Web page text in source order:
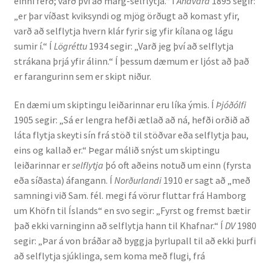
Hljóð og hljóðkerfi
Staða íslenskunnar
Bækur
Önnur ritverk
Ritrýndar greinar
Óritrýnt fræðilegt efni
Málfarspistlar
„er þar víðast kviksyndi og mjög örðugt að komast yfir,
varð að selflytja hvern klár fyrir sig yfir kílana og lágu
sumir í.“ Í Lögréttu 1934 segir: „Varð jeg því að selflytja
strákana þrjá yfir álinn.“ Í þessum dæmum er ljóst að það
er farangurinn sem er skipt niður.
En dæmi um skiptingu leiðarinnar eru líka ýmis. Í Þjóðólfi
1905 segir: „Sá er lengra hefði ætlað að ná, hefði orðið að
láta flytja skeyti sín frá stöð til stöðvar eða selflytja þau,
eins og kallað er.“ Þegar málið snýst um skiptingu
leiðarinnar erselflytja þó oft aðeins notuð um einn (fyrsta
eða síðasta) áfangann. Í Norðurlandi 1910 er sagt að „með
samningi við Sam. fél. megi fá vörur fluttar frá Hamborg
um Khöfn til Íslands“ en svo segir: „Fyrst og fremst bætir
það ekki varninginn að selflytja hann til Khafnar.“ Í DV1980
segir: „Þar á von bráðar að byggja þyrlupall til að ekki þurfi
að selflytja sjúklinga, sem koma með flugi, frá